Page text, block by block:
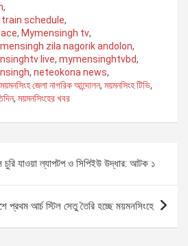
,
schedule,
, Mymensingh tv,
zila nagorik andolon,
live, mymensinghtvbd,
, neteokona news,
ময়মনসিংহ জেলা নাগরিক আন্দোলন, ময়মনসিংহ টিভি,
, ময়মনসিংহের খবর
চুরি যাওয়া ল্যাপটপ ও সিপিইউ উদ্ধার: আটক ১
প্রথম আর্চ স্টিল সেতু তৈরি হচ্ছে ময়মনসিংহে